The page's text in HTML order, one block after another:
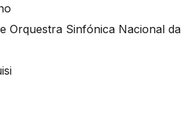
Orquestra Sinfónica Nacional da